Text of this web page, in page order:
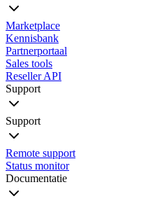
Marketplace
Kennisbank
Partnerportaal
Sales tools
Reseller API
Support
Support
Remote support
Status monitor
Documentatie